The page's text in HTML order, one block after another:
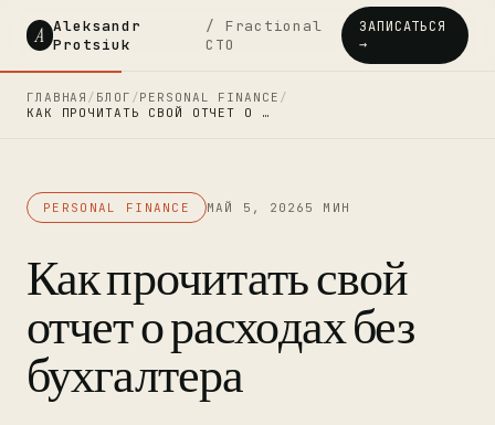
A Aleksandr
Protsiuk
/ Fractional
CTO
ЗАПИСАТЬСЯ
→
ГЛАВНАЯ / БЛОГ /PERSONAL FINANCE /
КАК ПРОЧИТАТЬ СВОЙ ОТЧЕТ О …
PERSONAL FINANCE МАЙ 5, 2026 5 МИН
Как прочитать свой
отчет о расходах без
бухгалтера